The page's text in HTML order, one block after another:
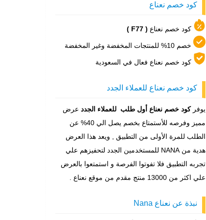
كود خصم نعناع
كود خصم نعناع ( F77 )
خصم 10% للمنتجات المخفضة وغير المخفضة
كود خصم نعناع فعال في السعودية
كود خصم نعناع للعملاء الجدد
يوفركود خصم نعناع أول طلب للعملاء الجدد عرض
مميز وفرصه للأستمتاع بخصم يصل الي 40% عن
الطلب للمرة الأولى من التطبيق , ويعد هذا العرض
هدية من NANA للمستخدمين الجدد لتحفيزهم علي
تجربه التطبيق فلا تفوتوا الفرصة و استمتعوا بالعرض
علي اكثر من 13000 منتج مقدم من موقع نعناع .
نبذة عن نعناع Nana